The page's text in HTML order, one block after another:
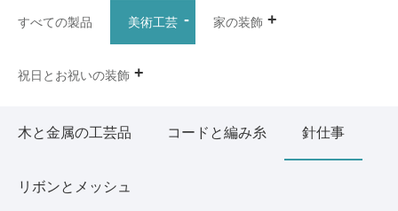
すべての製品 美術工芸 家の装飾
祝日とお祝いの装飾
木と金属の工芸品 コードと編み糸 針仕事
リボンとメッシュ